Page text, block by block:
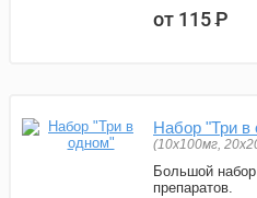
от 115Р
Набор "Три в
(10x100мг,
Большой набор
препаратов.